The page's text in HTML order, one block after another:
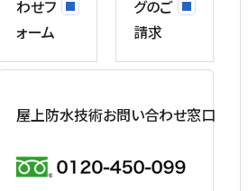
わせフ
ォーム
グのご
請求
屋上防水技術お問い合わせ窓口